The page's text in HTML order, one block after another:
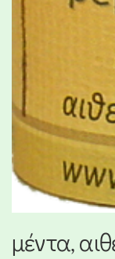
μέντα,